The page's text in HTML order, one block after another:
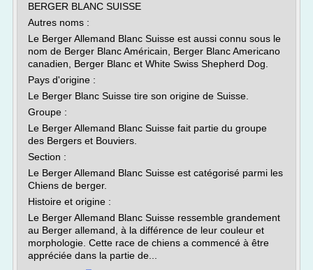
BERGER BLANC SUISSE
Autres noms :
Le Berger Allemand Blanc Suisse est aussi connu sous le
nom de Berger Blanc Américain, Berger Blanc Americano
canadien, Berger Blanc et White Swiss Shepherd Dog.
Pays d'origine :
Le Berger Blanc Suisse tire son origine de Suisse.
Groupe :
Le Berger Allemand Blanc Suisse fait partie du groupe
des Bergers et Bouviers.
Section :
Le Berger Allemand Blanc Suisse est catégorisé parmi les
Chiens de berger.
Histoire et origine :
Le Berger Allemand Blanc Suisse ressemble grandement
au Berger allemand, à la différence de leur couleur et
morphologie. Cette race de chiens a commencé à être
appréciée dans la partie de...